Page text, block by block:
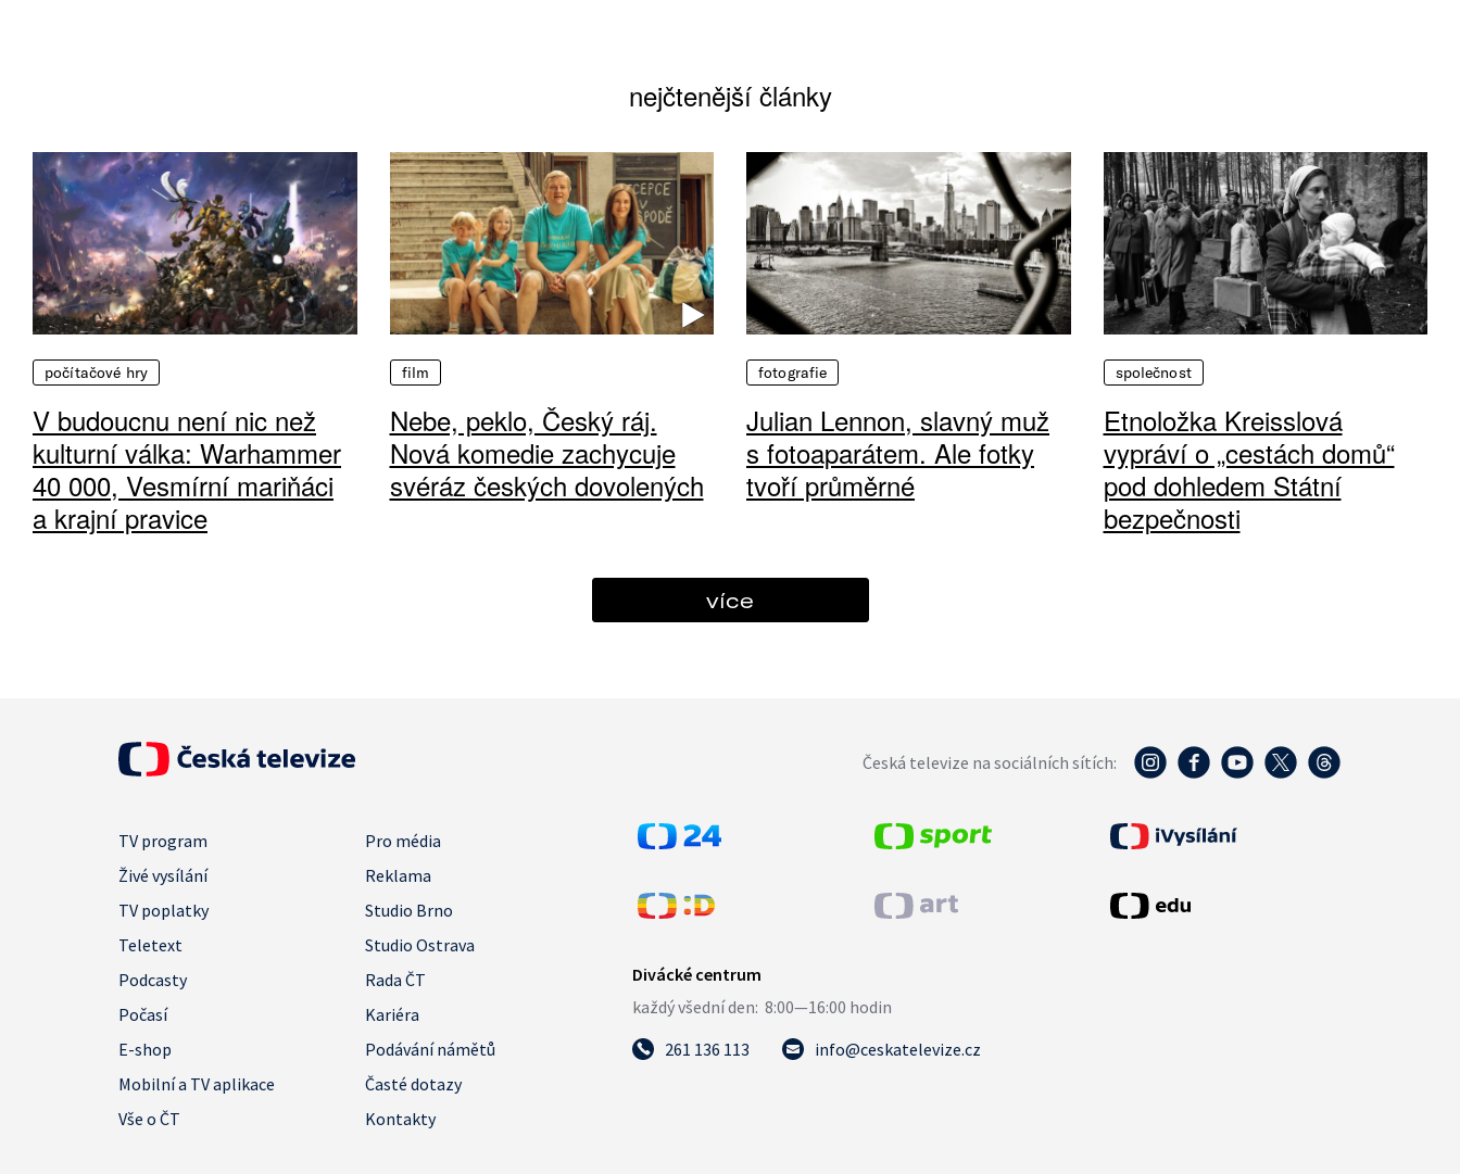
nejčtenější články
počítačové hry
V budoucnu není nic než
kulturní válka: Warhammer
40 000, Vesmírní mariňáci
a krajní pravice
film
Nebe, peklo, Český ráj.
Nová komedie zachycuje
svéráz českých dovolených
fotografie
Julian Lennon, slavný muž
s fotoaparátem. Ale fotky
tvoří průměrné
společnost
Etnoložka Kreisslová
vypráví o „cestách domů“
pod dohledem Státní
bezpečnosti
více
Česká televize na sociálních sítích:
TV program
Pro média
Živé vysílání
Reklama
TV poplatky
Studio Brno
Teletext
Studio Ostrava
Podcasty
Rada ČT
Počasí
Kariéra
E-shop
Podávání námětů
Mobilní a TV aplikace
Časté dotazy
Vše o ČT
Kontakty
261 136 113 info@ceskatelevize.cz